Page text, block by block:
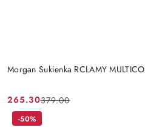
Morgan Sukienka RCLAMY MULTICO
Cena
promocyjna:
265.30
Cena
przed
379.00
-50%